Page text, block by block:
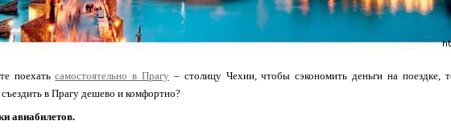
поехатьсамостоятельно в Прагу – столицу Чехии, чтобы сэкономить деньги на поездке,
в Прагу дешево и комфортно?
авиабилетов.